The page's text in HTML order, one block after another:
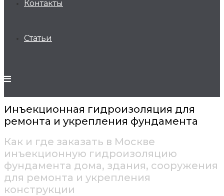
Контакты
Статьи
Инъекционная гидроизоляция для
ремонта и укрепления фундамента
Как и где заказать в Москве
инъекционную гидроизоляцию
фундамента дома, здания, сооружения
для ремонта и укрепления
конструкции